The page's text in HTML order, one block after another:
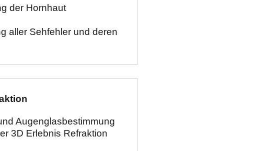
der Hornhaut
aller Sehfehler und deren
Augenglasbestimmung
3D Erlebnis Refraktion